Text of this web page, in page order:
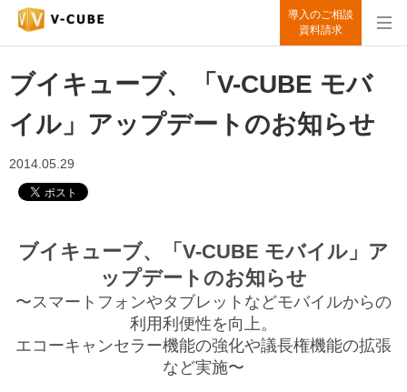
導入のご相談
資料請求
ブイキューブ、「V-CUBE モバ
イル」アップデートのお知らせ
2014.05.29
ブイキューブ、「V-CUBE モバイル」ア
ップデートのお知らせ
〜スマートフォンやタブレットなどモバイルからの
利用利便性を向上。
エコーキャンセラー機能の強化や議長権機能の拡張
など実施〜